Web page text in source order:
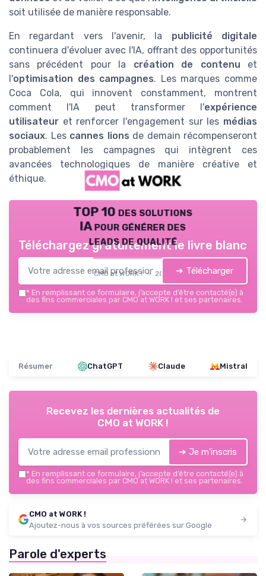
soit utilisée de manière responsable.
En regardant vers l'avenir, la publicité digitale
continuera d'évoluer avec l'IA, offrant des opportunités
sans précédent pour la création de contenu et
l'optimisation des campagnes. Les marques comme
Coca Cola, qui innovent constamment, montrent
comment l'IA peut transformer l'expérience
utilisateur et renforcer l'engagement sur les médias
sociaux. Les cannes lions de demain récompenseront
probablement les campagnes qui intègrent ces
avancées technologiques de manière créative et
éthique.
TOP 10 des solutions
IA pour générer des
leads de qualité
CMO at WORK ! — 2026
Téléchargez gratuitement le livre blanc
➔ Télécharger
* En remplissant ce formulaire, j’accepte d’être contacté(e) à
des fins commerciales par CMO at WORK ! et ses partenaires.
Résumer ChatGPT Claude Mistral
Recevez les dernières actualités de
CMO at WORK !
➔ Je m'inscris
* En remplissant ce formulaire, j’accepte d’être contacté(e) à
des fins commerciales par CMO at WORK ! et ses partenaires.
CMO at WORK !
Ajoutez-nous à vos sources préférées sur Google
Parole d'experts